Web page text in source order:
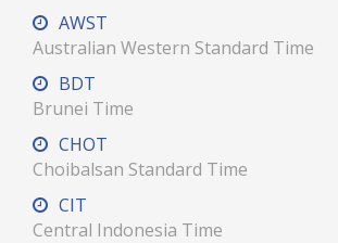
AWST
Australian Western Standard Time
BDT
Brunei Time
CHOT
Choibalsan Standard Time
CIT
Central Indonesia Time